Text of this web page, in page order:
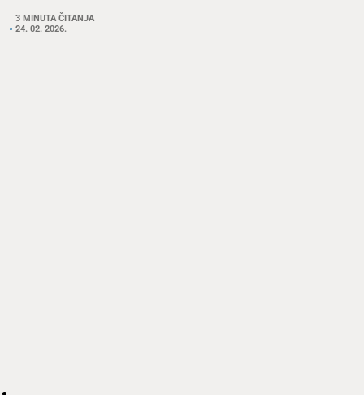
3 MINUTA ČITANJA
24. 02. 2026.